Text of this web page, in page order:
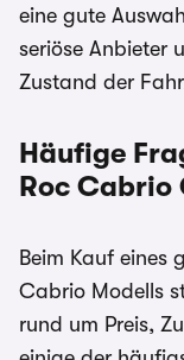
eine gute
seriöse Anbieter
Zustand der
Häufige
Roc Cabrio
Beim Kauf eines
Cabrio Modells
rund um Preis,